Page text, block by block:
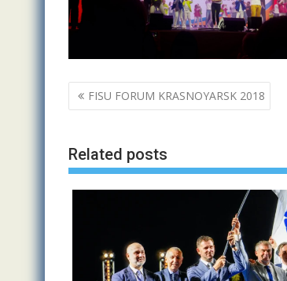
Navigazione
articoli
FISU FORUM KRASNOYARSK 2018
Related posts